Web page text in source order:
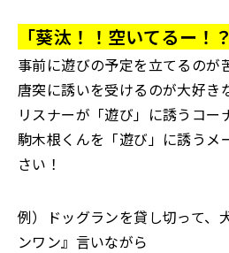
「葵汰！！空いてるー！？
事前に遊びの予定を立てるのが
唐突に誘いを受けるのが大好き
リスナーが「遊び」に誘うコー
駒木根くんを「遊び」に誘うメ
さい！
例）ドッグランを貸し切って、
ンワン』言いながら